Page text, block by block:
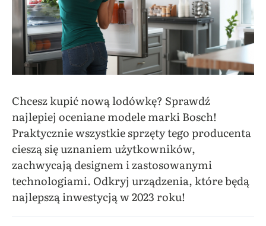
Chcesz kupić nową lodówkę? Sprawdź
najlepiej oceniane modele marki Bosch!
Praktycznie wszystkie sprzęty tego producenta
cieszą się uznaniem użytkowników,
zachwycają designem i zastosowanymi
technologiami. Odkryj urządzenia, które będą
najlepszą inwestycją w 2023 roku!